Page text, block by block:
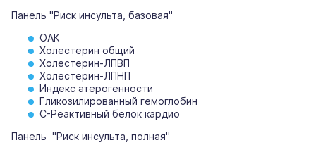
Панель "Риск инсульта, базовая"
ОАК
Холестерин общий
Холестерин-ЛПВП
Холестерин-ЛПНП
Индекс атерогенности
Гликозилированный гемоглобин
С-Реактивный белок кардио
Панель "Риск инсульта, полная"